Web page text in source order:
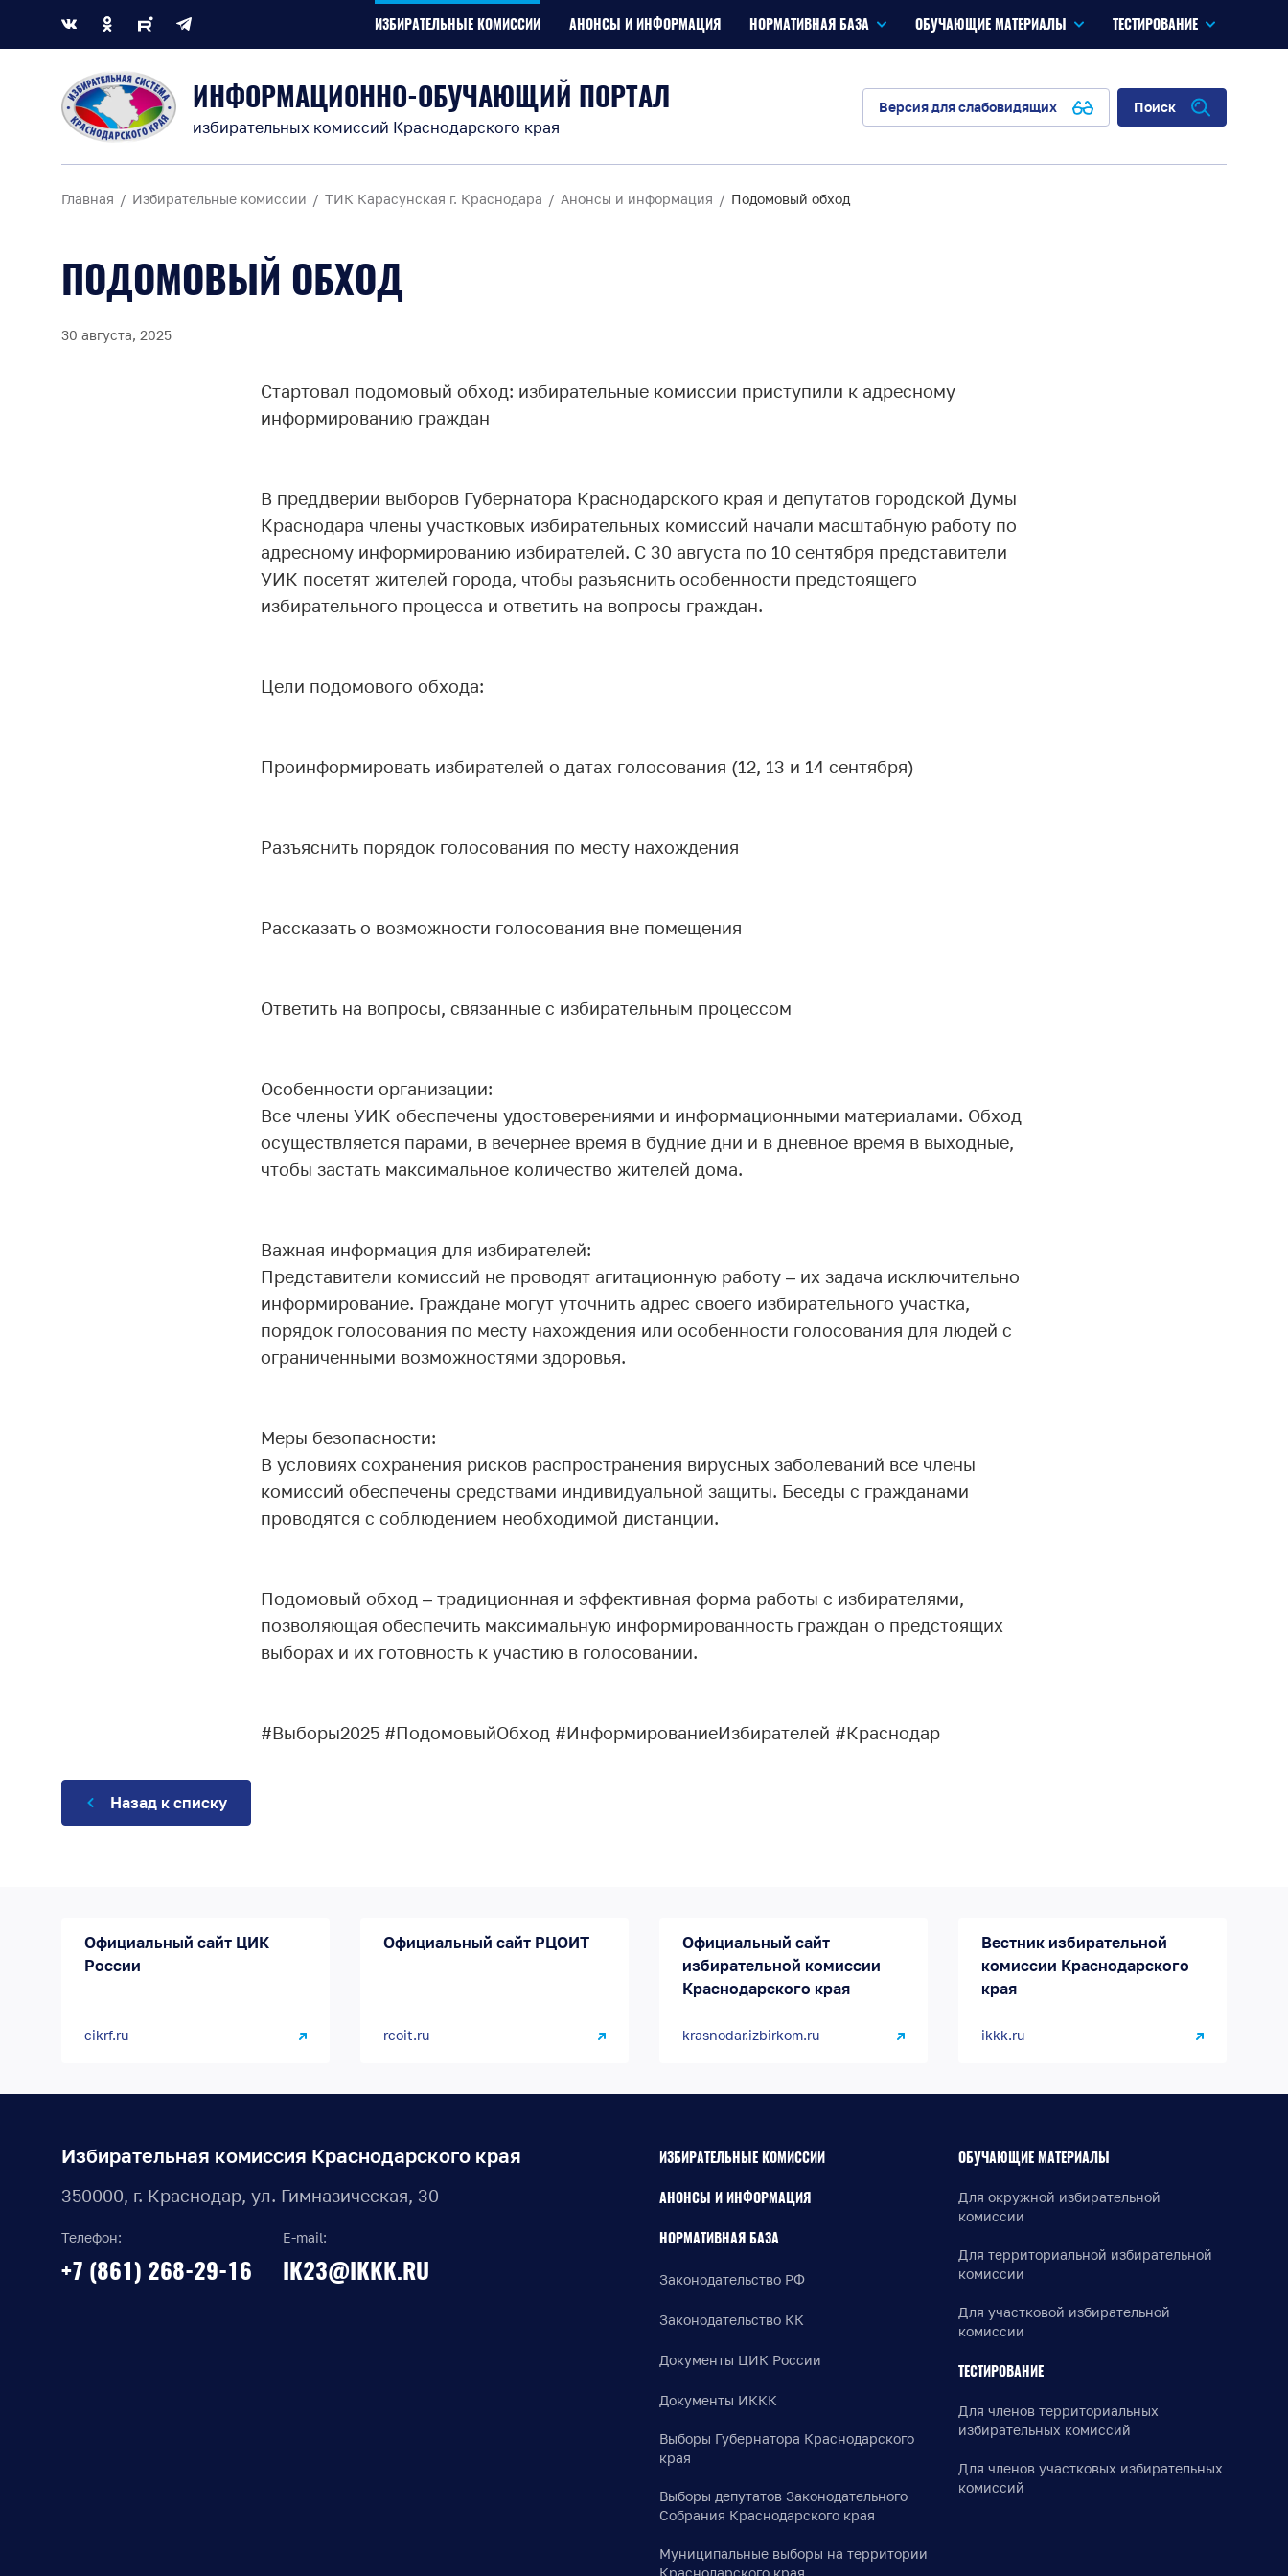
ИЗБИРАТЕЛЬНЫЕ КОМИССИИ АНОНСЫ И ИНФОРМАЦИЯ НОРМАТИВНАЯ БАЗА ОБУЧАЮЩИЕ МАТЕРИАЛЫ ТЕСТИРОВАНИЕ
ИНФОРМАЦИОННО-ОБУЧАЮЩИЙ ПОРТАЛ
избирательных комиссий Краснодарского края
Версия для слабовидящих Поиск
Главная Избирательные комиссии ТИК Карасунская г. Краснодара Анонсы и информация Подомовый обход
ПОДОМОВЫЙ ОБХОД
30 августа, 2025
Стартовал подомовый обход: избирательные комиссии приступили к адресному
информированию граждан
В преддверии выборов Губернатора Краснодарского края и депутатов городской Думы
Краснодара члены участковых избирательных комиссий начали масштабную работу по
адресному информированию избирателей. С 30 августа по 10 сентября представители
УИК посетят жителей города, чтобы разъяснить особенности предстоящего
избирательного процесса и ответить на вопросы граждан.
Цели подомового обхода:
Проинформировать избирателей о датах голосования (12, 13 и 14 сентября)
Разъяснить порядок голосования по месту нахождения
Рассказать о возможности голосования вне помещения
Ответить на вопросы, связанные с избирательным процессом
Особенности организации:
Все члены УИК обеспечены удостоверениями и информационными материалами. Обход
осуществляется парами, в вечернее время в будние дни и в дневное время в выходные,
чтобы застать максимальное количество жителей дома.
Важная информация для избирателей:
Представители комиссий не проводят агитационную работу – их задача исключительно
информирование. Граждане могут уточнить адрес своего избирательного участка,
порядок голосования по месту нахождения или особенности голосования для людей с
ограниченными возможностями здоровья.
Меры безопасности:
В условиях сохранения рисков распространения вирусных заболеваний все члены
комиссий обеспечены средствами индивидуальной защиты. Беседы с гражданами
проводятся с соблюдением необходимой дистанции.
Подомовый обход – традиционная и эффективная форма работы с избирателями,
позволяющая обеспечить максимальную информированность граждан о предстоящих
выборах и их готовность к участию в голосовании.
#Выборы2025 #ПодомовыйОбход #ИнформированиеИзбирателей #Краснодар
Назад к списку
Официальный сайт ЦИК
России
cikrf.ru
Официальный сайт РЦОИТ
rcoit.ru
Официальный сайт
избирательной комиссии
Краснодарского края
krasnodar.izbirkom.ru
Вестник избирательной
комиссии Краснодарского
края
ikkk.ru
Избирательная комиссия Краснодарского края
350000, г. Краснодар, ул. Гимназическая, 30
Телефон:
+7 (861) 268-29-16
E-mail:
IK23@IKKK.RU
ИЗБИРАТЕЛЬНЫЕ КОМИССИИ
АНОНСЫ И ИНФОРМАЦИЯ
НОРМАТИВНАЯ БАЗА
Законодательство РФ
Законодательство КК
Документы ЦИК России
Документы ИККК
Выборы Губернатора Краснодарского
края
Выборы депутатов Законодательного
Собрания Краснодарского края
Муниципальные выборы на территории
Краснодарского края
ОБУЧАЮЩИЕ МАТЕРИАЛЫ
Для окружной избирательной
комиссии
Для территориальной избирательной
комиссии
Для участковой избирательной
комиссии
ТЕСТИРОВАНИЕ
Для членов территориальных
избирательных комиссий
Для членов участковых избирательных
комиссий